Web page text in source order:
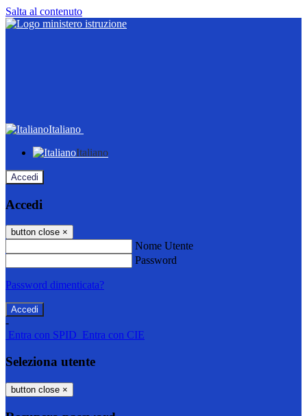
Salta al contenuto
Italiano
Italiano
Accedi
Accedi
button close ×
Nome Utente
Password
Password dimenticata?
-
Entra con SPID Entra con CIE
Seleziona utente
button close ×